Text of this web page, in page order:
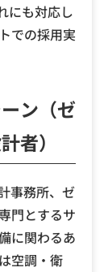
にも対応し
での採用実
ン（ゼ
者）
事務所、ゼ
門とするサ
に関わるあ
空調・衛